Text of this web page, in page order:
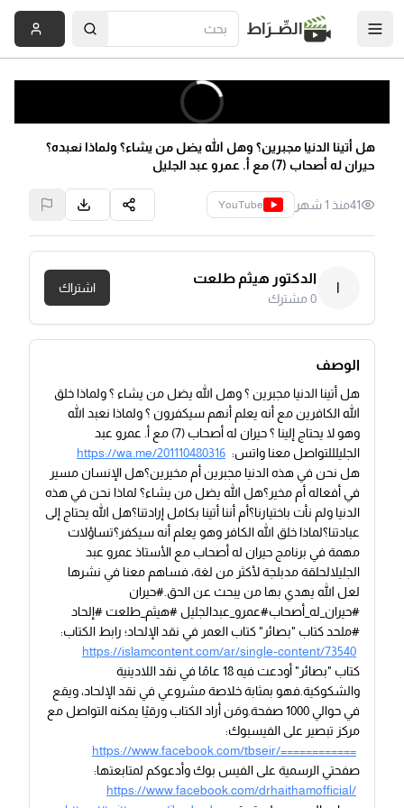
الصِّــرَاط
هل أتينا الدنيا مجبرين؟ وهل الله يضل من يشاء؟ ولماذا نعبده؟
حيران له أصحاب (7) مع أ. عمرو عبد الجليل
41منذ 1 شهر YouTube
ا
الدكتور هيثم طلعت
0مشترك
اشتراك
الوصف
هل أتينا الدنيا مجبرين ؟ وهل الله يضل من يشاء ؟ ولماذا خلق
الله الكافرين مع أنه يعلم أنهم سيكفرون ؟ ولماذا نعبد الله
وهو لا يحتاج إلينا ؟ حيران له أصحاب (7) مع أ. عمرو عبد
الجليلللتواصل معنا واتس: https://wa.me/201110480316
هل نحن في هذه الدنيا مجبرين أم مخيرين؟هل الإنسان مسير
في أفعاله أم مخير؟هل الله يضل من يشاء؟ لماذا نحن في هذه
الدنيا ولم نأت باختيارنا؟أم أننا أتينا بكامل إرادتنا؟هل الله يحتاج إلى
عبادتنا؟لماذا خلق الله الكافر وهو يعلم أنه سيكفر؟تساؤلات
مهمة في برنامج حيران له أصحاب مع الأستاذ عمرو عبد
الجليلالحلقة مدبلجة لأكثر من لغة، فساهم معنا في نشرها
لعل الله يهدي بها من يبحث عن الحق.#حيران
#حيران_له_أصحاب#عمرو_عبدالجليل #هيثم_طلعت #إلحاد
#ملحد كتاب "بصائر" كتاب العمر في نقد الإلحاد؛ رابط الكتاب:
https://islamcontent.com/ar/single-content/73540
كتاب "بصائر" أودعت فيه 18 عامًا في نقد اللادينية
والشكوكية.فهو بمثابة خلاصة مشروعي في نقد الإلحاد، ويقع
في حوالي 1000 صفحة.ومَن أراد الكتاب ورقيًا يمكنه التواصل مع
مركز تبصير على الفيسبوك:
https://www.facebook.com/tbseir/============
صفحتي الرسمية على الفيس بوك وأدعوكم لمتابعتها:
https://www.facebook.com/drhaithamofficial/